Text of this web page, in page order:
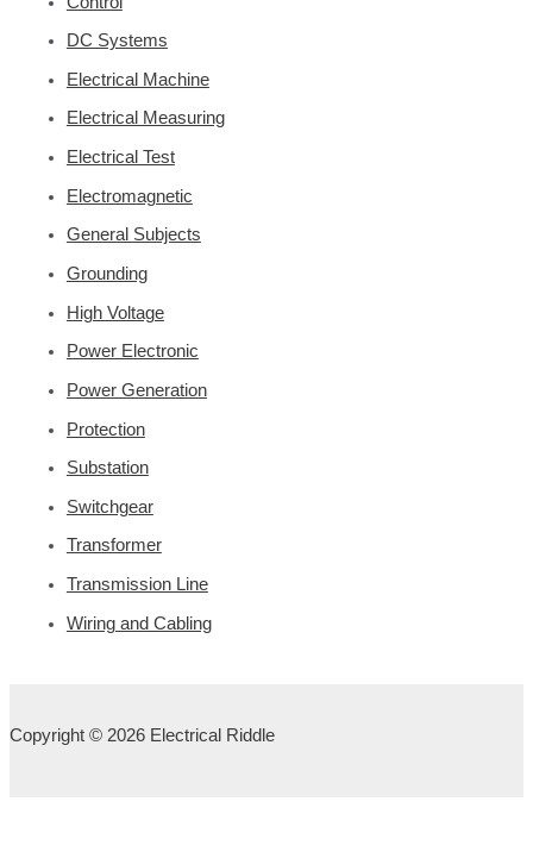
DC Systems
Electrical Machine
Electrical Measuring
Electrical Test
Electromagnetic
General Subjects
Grounding
High Voltage
Power Electronic
Power Generation
Protection
Substation
Switchgear
Transformer
Transmission Line
Wiring and Cabling
Copyright © 2026 Electrical Riddle